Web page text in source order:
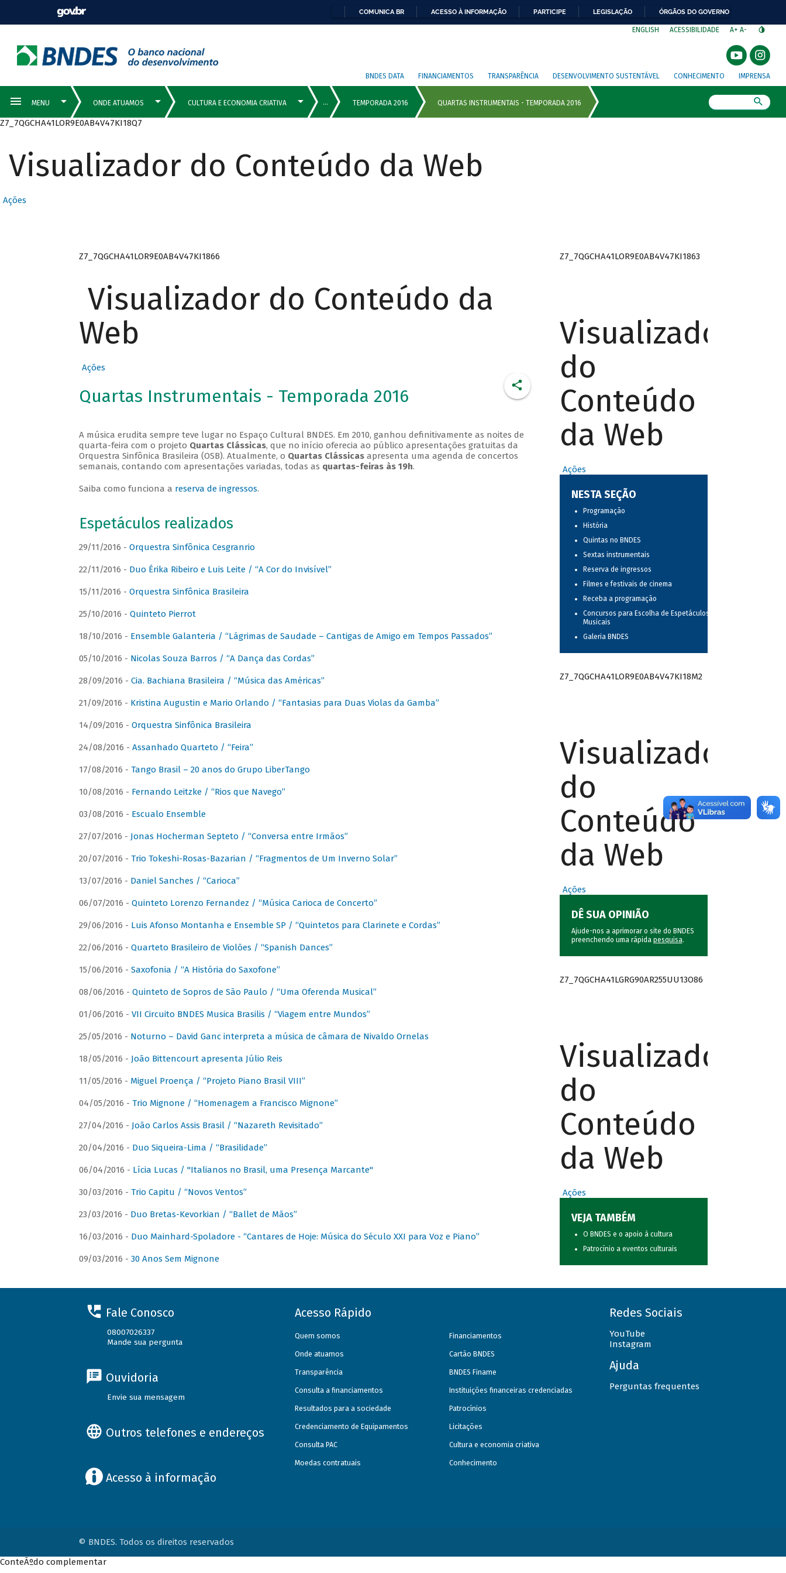
COMUNICA BR ACESSO À INFORMAÇÃO PARTICIPE LEGISLAÇÃO ÓRGÃOS DO GOVERNO
ENGLISH ACESSIBILIDADE A+ A-
BNDES DATA FINANCIAMENTOS TRANSPARÊNCIA DESENVOLVIMENTO SUSTENTÁVEL CONHECIMENTO IMPRENSA
Z7_7QGCHA41LOR9E0AB4V47KI18Q7
Visualizador do Conteúdo da Web
Ações
Z7_7QGCHA41LOR9E0AB4V47KI1866
Visualizador do Conteúdo da
Web
Ações
Quartas Instrumentais - Temporada 2016
A música erudita sempre teve lugar no Espaço Cultural BNDES. Em 2010, ganhou definitivamente as noites de
quarta-feira com o projeto Quartas Clássicas, que no início oferecia ao público apresentações gratuitas da
Orquestra Sinfônica Brasileira (OSB). Atualmente, o Quartas Clássicasapresenta uma agenda de concertos
semanais, contando com apresentações variadas, todas as quartas-feiras às 19h.
Saiba como funciona a reserva de ingressos.
Espetáculos realizados
29/11/2016 - Orquestra Sinfônica Cesgranrio
22/11/2016 - Duo Érika Ribeiro e Luis Leite / “A Cor do Invisível”
15/11/2016 - Orquestra Sinfônica Brasileira
25/10/2016 - Quinteto Pierrot
18/10/2016 - Ensemble Galanteria / “Lágrimas de Saudade – Cantigas de Amigo em Tempos Passados”
05/10/2016 - Nicolas Souza Barros / “A Dança das Cordas”
28/09/2016 - Cia. Bachiana Brasileira / “Música das Américas”
21/09/2016 - Kristina Augustin e Mario Orlando / “Fantasias para Duas Violas da Gamba”
14/09/2016 - Orquestra Sinfônica Brasileira
24/08/2016 - Assanhado Quarteto / “Feira”
17/08/2016 - Tango Brasil – 20 anos do Grupo LiberTango
10/08/2016 - Fernando Leitzke / “Rios que Navego”
03/08/2016 - Escualo Ensemble
27/07/2016 - Jonas Hocherman Septeto / “Conversa entre Irmãos”
20/07/2016 - Trio Tokeshi-Rosas-Bazarian / “Fragmentos de Um Inverno Solar”
13/07/2016 - Daniel Sanches / “Carioca”
06/07/2016 - Quinteto Lorenzo Fernandez / “Música Carioca de Concerto”
29/06/2016 - Luis Afonso Montanha e Ensemble SP / “Quintetos para Clarinete e Cordas”
22/06/2016 - Quarteto Brasileiro de Violões / “Spanish Dances”
15/06/2016 - Saxofonia / “A História do Saxofone”
08/06/2016 - Quinteto de Sopros de São Paulo / “Uma Oferenda Musical”
01/06/2016 - VII Circuito BNDES Musica Brasilis / “Viagem entre Mundos”
25/05/2016 - Noturno – David Ganc interpreta a música de câmara de Nivaldo Ornelas
18/05/2016 - João Bittencourt apresenta Júlio Reis
11/05/2016 - Miguel Proença / “Projeto Piano Brasil VIII”
04/05/2016 - Trio Mignone / “Homenagem a Francisco Mignone”
27/04/2016 - João Carlos Assis Brasil / “Nazareth Revisitado”
20/04/2016 - Duo Siqueira-Lima / “Brasilidade”
06/04/2016 - Lícia Lucas / "Italianos no Brasil, uma Presença Marcante"
30/03/2016 - Trio Capitu / “Novos Ventos”
23/03/2016 - Duo Bretas-Kevorkian / “Ballet de Mãos”
16/03/2016 - Duo Mainhard-Spoladore - “Cantares de Hoje: Música do Século XXI para Voz e Piano”
09/03/2016 - 30 Anos Sem Mignone
Z7_7QGCHA41LOR9E0AB4V47KI1863
Visualizador
do
Conteúdo
da Web
Ações
NESTA SEÇÃO
Programação
História
Quintas no BNDES
Sextas instrumentais
Reserva de ingressos
Filmes e festivais de cinema
Receba a programação
Concursos para Escolha de Espetáculos
Musicais
Galeria BNDES
Z7_7QGCHA41LOR9E0AB4V47KI18M2
Visualizador
do
Conteúdo
da Web
Ações
DÊ SUA OPINIÃO
Ajude-nos a aprimorar o site do BNDES
preenchendo uma rápida pesquisa.
Z7_7QGCHA41LGRG90AR255UU13O86
Visualizador
do
Conteúdo
da Web
Ações
VEJA TAMBÉM
O BNDES e o apoio à cultura
Patrocínio a eventos culturais
Fale Conosco
08007026337
Mande sua pergunta
Ouvidoria
Envie sua mensagem
Outros telefones e endereços
Acesso à informação
Acesso Rápido
Quem somos
Onde atuamos
Transparência
Consulta a financiamentos
Resultados para a sociedade
Credenciamento de Equipamentos
Consulta PAC
Moedas contratuais
Financiamentos
Cartão BNDES
BNDES Finame
Instituições financeiras credenciadas
Patrocínios
Licitações
Cultura e economia criativa
Conhecimento
Redes Sociais
YouTube
Instagram
Ajuda
Perguntas frequentes
© BNDES. Todos os direitos reservados
ConteÃºdo complementar